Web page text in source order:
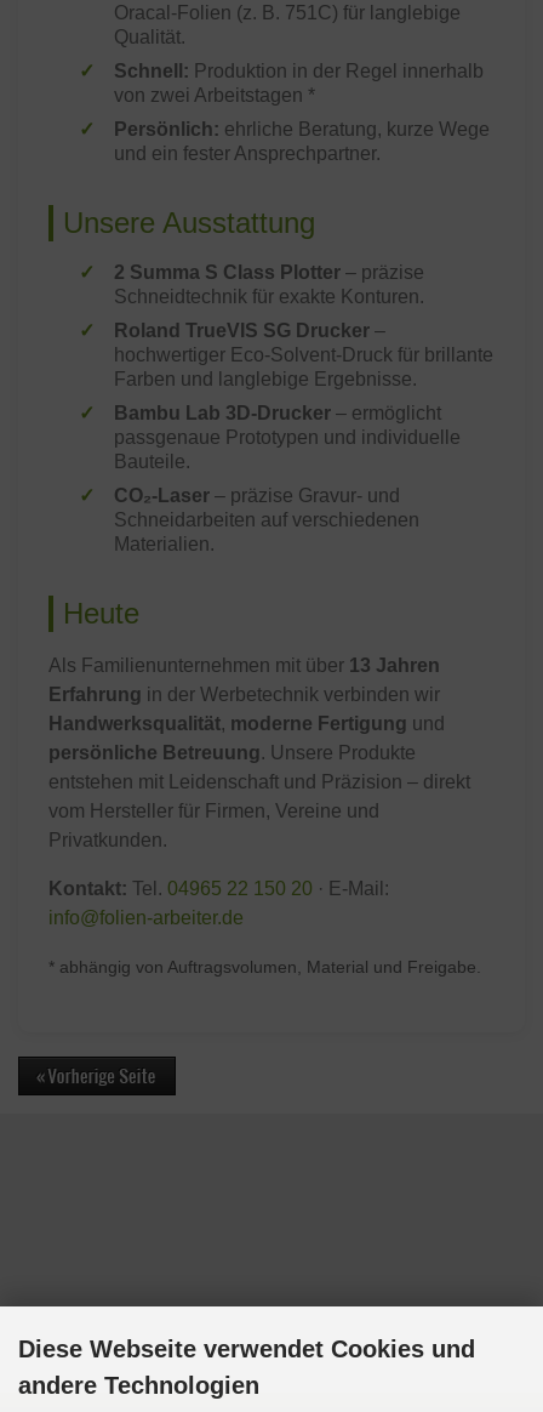
Oracal-Folien (z. B. 751C) für langlebige
Qualität.
Schnell: Produktion in der Regel innerhalb
von zwei Arbeitstagen *
Persönlich: ehrliche Beratung, kurze Wege
und ein fester Ansprechpartner.
Unsere Ausstattung
2 Summa S Class Plotter– präzise
Schneidtechnik für exakte Konturen.
Roland TrueVIS SG Drucker–
hochwertiger Eco‑Solvent‑Druck für brillante
Farben und langlebige Ergebnisse.
Bambu Lab 3D‑Drucker– ermöglicht
passgenaue Prototypen und individuelle
Bauteile.
CO₂‑Laser– präzise Gravur‑ und
Schneidarbeiten auf verschiedenen
Materialien.
Heute
Als Familienunternehmen mit über 13 Jahren
Erfahrung in der Werbetechnik verbinden wir
Handwerksqualität, moderne Fertigung und
persönliche Betreuung. Unsere Produkte
entstehen mit Leidenschaft und Präzision – direkt
vom Hersteller für Firmen, Vereine und
Privatkunden.
Kontakt: Tel. 04965 22 150 20 · E-Mail:
info@folien-arbeiter.de
* abhängig von Auftragsvolumen, Material und Freigabe.
Diese Webseite verwendet Cookies und
andere Technologien